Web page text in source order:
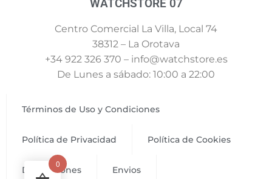
WATCHSTORE 07
Centro Comercial La Villa, Local 74
38312 – La Orotava
+34 922 326 370 – info@watchstore.es
De Lunes a sábado: 10:00 a 22:00
Términos de Uso y Condiciones
Política de Privacidad Política de Cookies
Devoluciones Envios
0